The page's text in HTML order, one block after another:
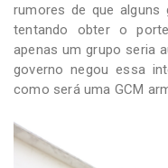
rumores de que alguns
tentando obter o
apenas um grupo seria
governo negou essa
como será uma GCM